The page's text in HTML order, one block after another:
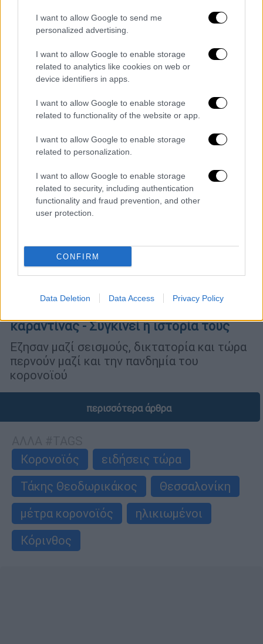
I want to allow Google to send me
personalized advertising.
I want to allow Google to enable storage
related to analytics like cookies on web or
device identifiers in apps.
I want to allow Google to enable storage
related to functionality of the website or app.
I want to allow Google to enable storage
related to personalization.
I want to allow Google to enable storage
related to security, including authentication
functionality and fraud prevention, and other
user protection.
CONFIRM
Data Deletion Data Access Privacy Policy
Ελλάδα|15.04.2020 11:03
Θεσσαλονίκη: Γιατροί «φύλακες
άγγελοι» ανήμπορων ηλικιωμένων
Μέσα σε διάστημα 4 εβδομάδων
επισκέψεις κατ' οίκον σε δημότες για
ιατρική φροντίδα, για διανομή συσσιτίων και
για προμήθεια ειδών πρώτης ανάγκης.
Ελλάδα|12.04.2020 11:07
καραντίνας - Συγκινεί η ιστορία τους
Εζησαν μαζί σεισμούς, δικτατορία και τώρα
περνούν μαζί και την πανδημία του
κορονοϊού
περισσότερα άρθρα
Κορονοϊός
ειδήσεις τώρα
Τάκης Θεοδωρικάκος
Θεσσαλονίκη
μέτρα κορονοϊός
ηλικιωμένοι
Κόρινθος